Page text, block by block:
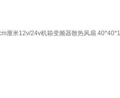
厘米12v/24v机箱变频器散热风扇